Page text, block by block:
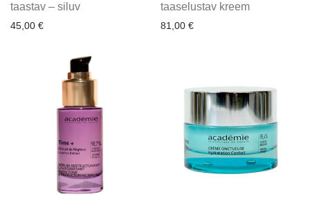
taastav – siluv
45,00 €
taaselustav kreem
81,00 €